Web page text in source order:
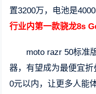
置3200万，电池是
行业内第一款骁龙8s
moto razr 50标准
器，有望成为最便宜
0元以内，让更多人能